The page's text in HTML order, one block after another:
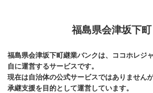
福島県会津坂下町
福島県会津坂下町継業バンクは、ココホレジ
自に運営するサービスです。
現在は自治体の公式サービスではありません
承継支援を目的として運営しています。